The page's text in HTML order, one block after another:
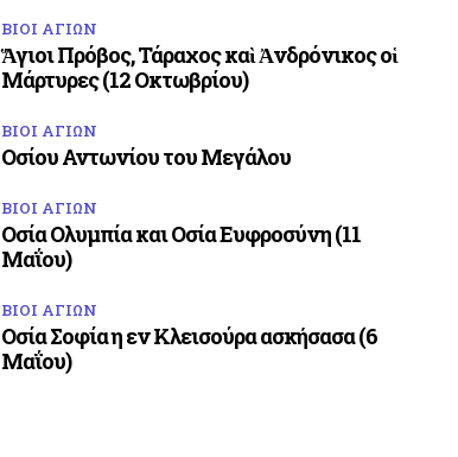
ΒΙΟΙ ΑΓΙΩΝ
Ἅγιοι Πρόβος, Τάραχος καὶ Ἀνδρόνικος οἱ
Μάρτυρες (12 Οκτωβρίου)
ΒΙΟΙ ΑΓΙΩΝ
Οσίου Αντωνίου του Μεγάλου
ΒΙΟΙ ΑΓΙΩΝ
Οσία Ολυμπία και Οσία Ευφροσύνη (11
Μαΐου)
ΒΙΟΙ ΑΓΙΩΝ
Οσία Σοφία η εν Κλεισούρα ασκήσασα (6
Μαΐου)